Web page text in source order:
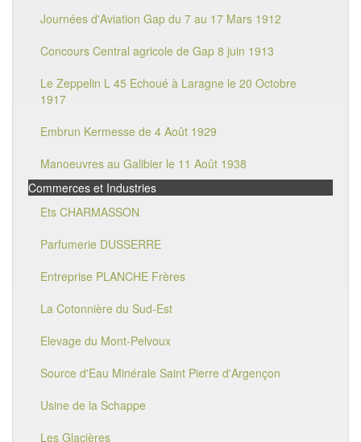
Journées d'Aviation Gap du 7 au 17 Mars 1912
Concours Central agricole de Gap 8 juin 1913
Le Zeppelin L 45 Echoué à Laragne le 20 Octobre
1917
Embrun Kermesse de 4 Août 1929
Manoeuvres au Galibier le 11 Août 1938
Commerces et Industries
Ets CHARMASSON
Parfumerie DUSSERRE
Entreprise PLANCHE Frères
La Cotonnière du Sud-Est
Elevage du Mont-Pelvoux
Source d'Eau Minérale Saint Pierre d'Argençon
Usine de la Schappe
Les Glacières